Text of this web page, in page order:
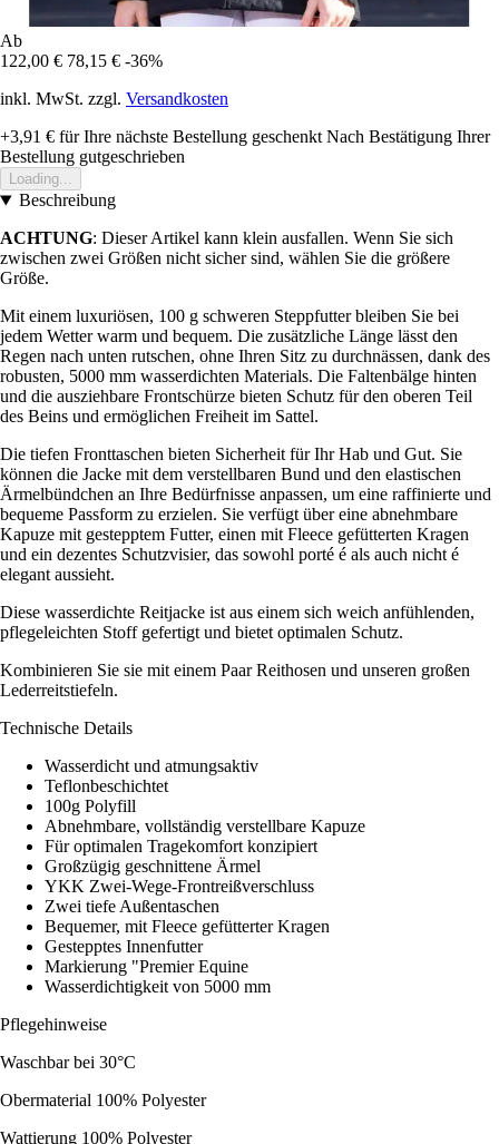
Ab
122,00 € 78,15 € -36%
inkl. MwSt. zzgl. Versandkosten
+3,91 € für Ihre nächste Bestellung geschenkt Nach Bestätigung Ihrer
Bestellung gutgeschrieben
Loading...
Beschreibung
ACHTUNG: Dieser Artikel kann klein ausfallen. Wenn Sie sich
zwischen zwei Größen nicht sicher sind, wählen Sie die größere
Größe.
Mit einem luxuriösen, 100 g schweren Steppfutter bleiben Sie bei
jedem Wetter warm und bequem. Die zusätzliche Länge lässt den
Regen nach unten rutschen, ohne Ihren Sitz zu durchnässen, dank des
robusten, 5000 mm wasserdichten Materials. Die Faltenbälge hinten
und die ausziehbare Frontschürze bieten Schutz für den oberen Teil
des Beins und ermöglichen Freiheit im Sattel.
Die tiefen Fronttaschen bieten Sicherheit für Ihr Hab und Gut. Sie
können die Jacke mit dem verstellbaren Bund und den elastischen
Ärmelbündchen an Ihre Bedürfnisse anpassen, um eine raffinierte und
bequeme Passform zu erzielen. Sie verfügt über eine abnehmbare
Kapuze mit gestepptem Futter, einen mit Fleece gefütterten Kragen
und ein dezentes Schutzvisier, das sowohl porté é als auch nicht é
elegant aussieht.
Diese wasserdichte Reitjacke ist aus einem sich weich anfühlenden,
pflegeleichten Stoff gefertigt und bietet optimalen Schutz.
Kombinieren Sie sie mit einem Paar Reithosen und unseren großen
Lederreitstiefeln.
Technische Details
Wasserdicht und atmungsaktiv
Teflonbeschichtet
100g Polyfill
Abnehmbare, vollständig verstellbare Kapuze
Für optimalen Tragekomfort konzipiert
Großzügig geschnittene Ärmel
YKK Zwei-Wege-Frontreißverschluss
Zwei tiefe Außentaschen
Bequemer, mit Fleece gefütterter Kragen
Gestepptes Innenfutter
Markierung "Premier Equine
Wasserdichtigkeit von 5000 mm
Pflegehinweise
Waschbar bei 30°C
Obermaterial 100% Polyester
Wattierung 100% Polyester